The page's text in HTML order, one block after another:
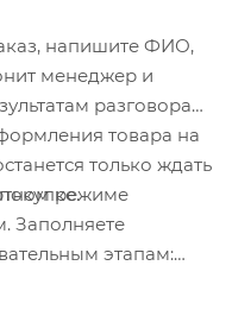
напишите ФИО,
менеджер и
разговора
товара на
только ждать
режиме
Заполняете
этапам: